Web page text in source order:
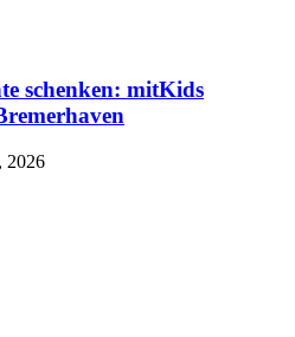
schenken: mitKids
2026